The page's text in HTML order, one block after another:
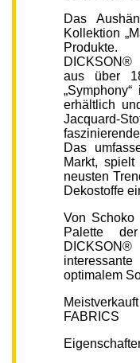
Das
Kollektion
DICKSON®
aus über
erhältlich
Jacquard-
Das
Markt,
neusten
Dekostoffe
Von
Palette
optimalem
FABRICS